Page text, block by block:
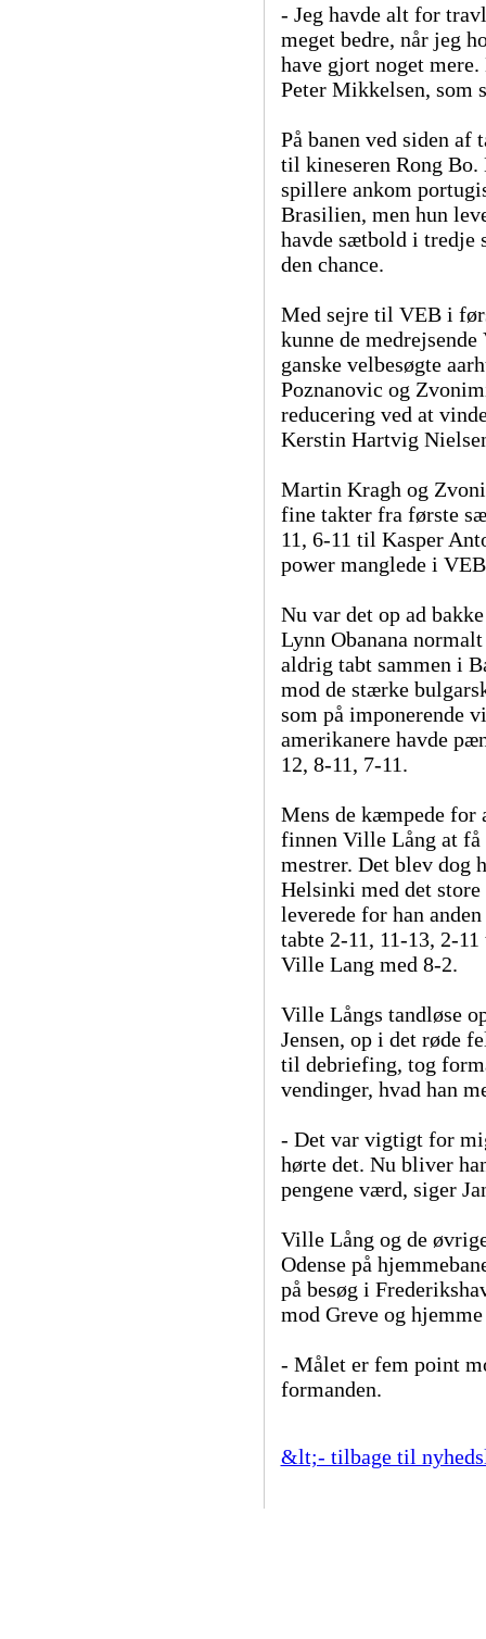
- Jeg havde alt for
meget bedre, når jeg
have gjort noget
Peter Mikkelsen, som
På banen ved siden af
til kineseren Rong
spillere ankom
Brasilien, men hun
havde sætbold i
den chance.
Med sejre til VEB i
kunne de
ganske velbesøgte
Poznanovic og
reducering ved at
Kerstin Hartvig
Martin Kragh og
fine takter fra første
11, 6-11 til Kasper
power manglede i
Nu var det op ad
Lynn Obanana
aldrig tabt sammen i
mod de stærke
som på imponerende
amerikanere havde
12, 8-11, 7-11.
Mens de kæmpede for
finnen Ville Lång at få
mestrer. Det blev dog
Helsinki med det
leverede for han
tabte 2-11, 11-13, 2-
Ville Lang med 8-2.
Ville Långs tandløse
Jensen, op i det røde
til debriefing, tog
vendinger, hvad han
- Det var vigtigt for
hørte det. Nu bliver
pengene værd, siger
Ville Lång og de
Odense på
på besøg i
mod Greve og
- Målet er fem point
formanden.
&lt;- tilbage til